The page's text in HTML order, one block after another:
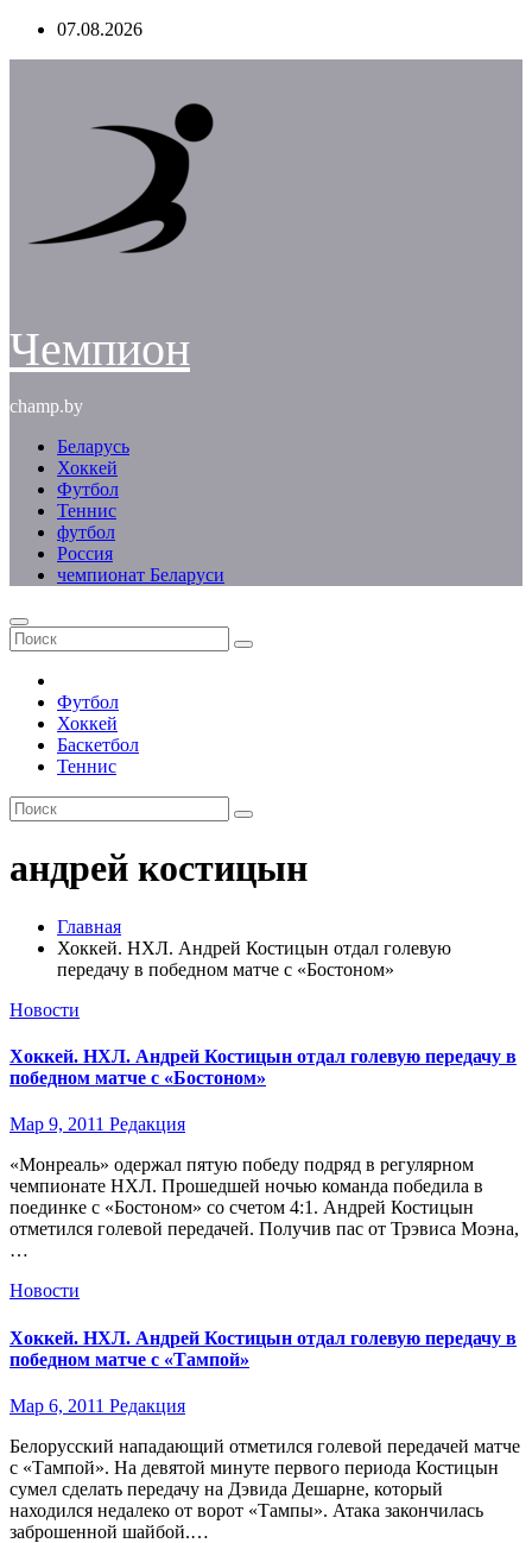
Перейти07.08.2026
Чемпион
champ.by
Беларусь
Хоккей
Футбол
Теннис
футбол
Россия
чемпионат Беларуси
Футбол
Хоккей
Баскетбол
Теннис
андрей костицын
Главная
Хоккей. НХЛ. Андрей Костицын отдал голевую
передачу в победном матче с «Бостоном»
Новости
Хоккей. НХЛ. Андрей Костицын отдал голевую передачу в
победном матче с «Бостоном»
Мар 9, 2011 Редакция
«Монреаль» одержал пятую победу подряд в регулярном
чемпионате НХЛ. Прошедшей ночью команда победила в
поединке с «Бостоном» со счетом 4:1. Андрей Костицын
отметился голевой передачей. Получив пас от Трэвиса Моэна,
…
Новости
Хоккей. НХЛ. Андрей Костицын отдал голевую передачу в
победном матче с «Тампой»
Мар 6, 2011 Редакция
Белорусский нападающий отметился голевой передачей матче
с «Тампой». На девятой минуте первого периода Костицын
сумел сделать передачу на Дэвида Дешарне, который
находился недалеко от ворот «Тампы». Атака закончилась
заброшенной шайбой.…